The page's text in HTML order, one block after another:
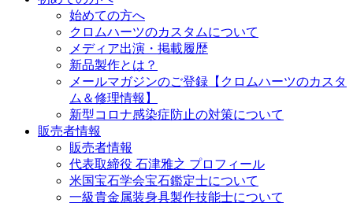
始めての方へ
クロムハーツのカスタムについて
メディア出演・掲載履歴
新品製作とは？
メールマガジンのご登録【クロムハーツのカスタ
ム＆修理情報】
新型コロナ感染症防止の対策について
販売者情報
販売者情報
代表取締役 石津雅之 プロフィール
米国宝石学会宝石鑑定士について
一級貴金属装身具製作技能士について